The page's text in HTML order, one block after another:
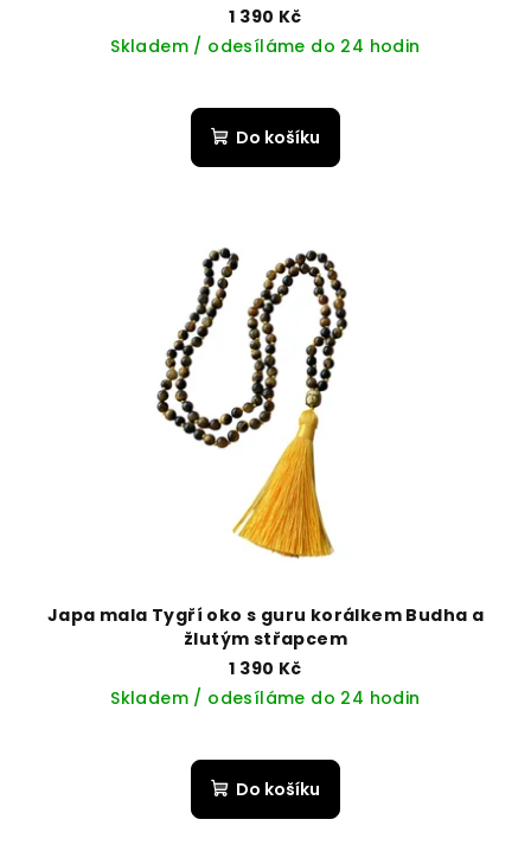
1 390 Kč
Skladem / odesíláme do 24 hodin
Do košíku
Japa mala Tygří oko s guru korálkem Budha a
žlutým střapcem
1 390 Kč
Skladem / odesíláme do 24 hodin
Do košíku